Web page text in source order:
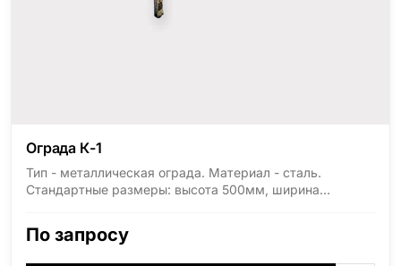
Ограда К-1
Тип - металлическая ограда. Материал - сталь.
Стандартные размеры: высота 500мм, ширина
По запросу